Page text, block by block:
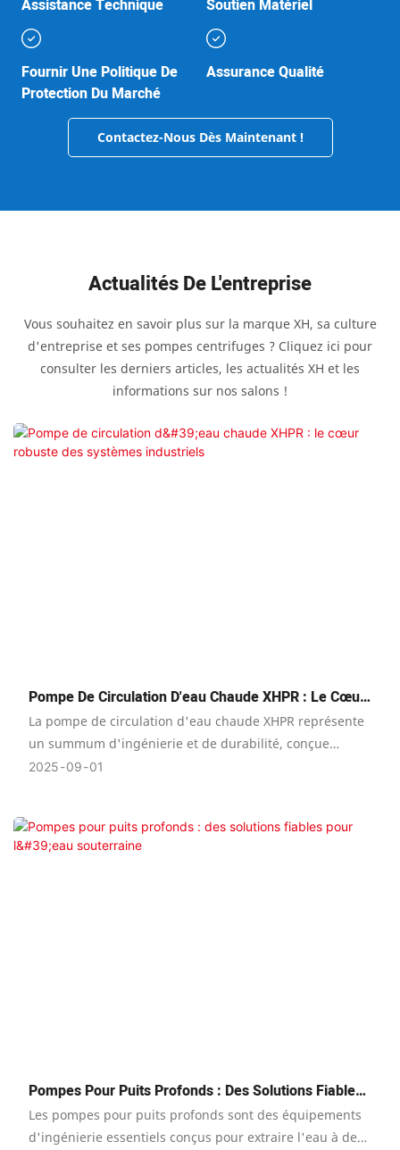
Assistance Technique Soutien Matériel
Fournir Une Politique De
Protection Du Marché
Assurance Qualité
Contactez-Nous Dès Maintenant !
Actualités De L'entreprise
Vous souhaitez en savoir plus sur la marque XH, sa culture
d'entreprise et ses pompes centrifuges ? Cliquez ici pour
consulter les derniers articles, les actualités XH et les
informations sur nos salons !
Pompe De Circulation D'eau Chaude XHPR : Le Cœur
Robuste Des Systèmes Industriels
La pompe de circulation d'eau chaude XHPR représente
un summum d'ingénierie et de durabilité, conçue
spécifiquement pour répondre aux exigences
garantit des performances, une sécurité et une fiabilité
exceptionnelles, même dans les environnements
2025 09 01
Pompes Pour Puits Profonds : Des Solutions Fiables
Pour L'eau Souterraine
Les pompes pour puits profonds sont des équipements
d'ingénierie essentiels conçus pour extraire l'eau à de